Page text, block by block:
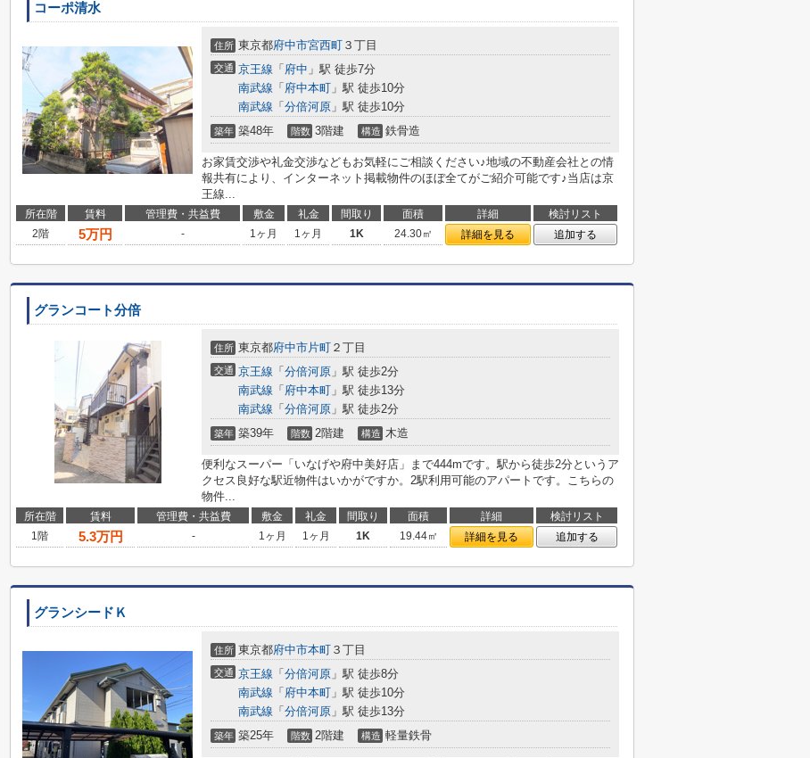
コーポ清水
住所 東京都府中市宮西町 ３丁目
交通 京王線 「 府中 」駅 徒歩7分
南武線 「 府中本町 」駅 徒歩10分
南武線 「 分倍河原 」駅 徒歩10分
築年 築48年 階数 3階建 構造 鉄骨造
お家賃交渉や礼金交渉などもお気軽にご相談ください♪地域の不動産会社との情
報共有により、インターネット掲載物件のほぼ全てがご紹介可能です♪当店は京
王線...
所在階 賃料 管理費・共益費 敷金 礼金 間取り 面積 詳細
検討リスト
2階
5万円 - 1ヶ月 1ヶ月 1K 24.30㎡ 詳細を見る 追加する
グランコート分倍
住所 東京都府中市片町 ２丁目
交通 京王線 「 分倍河原 」駅 徒歩2分
南武線 「 府中本町 」駅 徒歩13分
南武線 「 分倍河原 」駅 徒歩2分
築年 築39年 階数 2階建 構造 木造
便利なスーパー「いなげや府中美好店」まで444mです。駅から徒歩2分というア
クセス良好な駅近物件はいかがですか。2駅利用可能のアパートです。こちらの
物件...
所在階 賃料 管理費・共益費 敷金 礼金 間取り 面積 詳細
検討リスト
1階
5.3万円 - 1ヶ月 1ヶ月 1K 19.44㎡ 詳細を見る 追加する
グランシードＫ
住所 東京都府中市本町 ３丁目
交通 京王線 「 分倍河原 」駅 徒歩8分
南武線 「 府中本町 」駅 徒歩10分
南武線 「 分倍河原 」駅 徒歩13分
築年 築25年 階数 2階建 構造 軽量鉄骨